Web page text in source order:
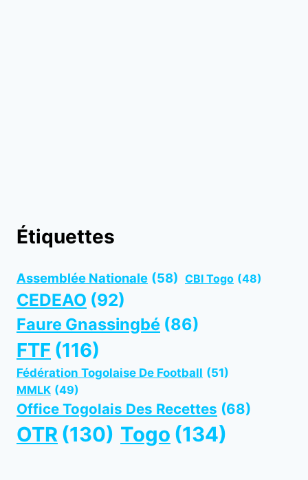
Étiquettes
Assemblée Nationale (58) CBI Togo (48)
CEDEAO (92)
Faure Gnassingbé (86)
FTF (116)
Fédération Togolaise De Football (51)
MMLK (49)
Office Togolais Des Recettes (68)
OTR (130) Togo (134)